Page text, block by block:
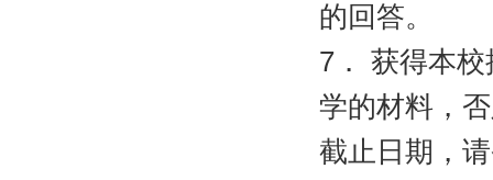
的回答。
7 ．
获得本
学的材料，
截止日期，